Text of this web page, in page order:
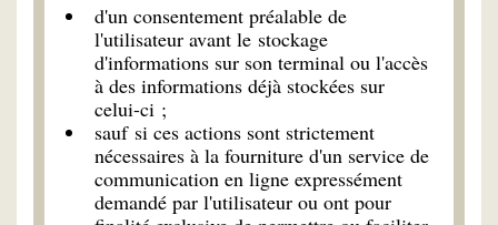
d'un consentement préalable de
l'utilisateur avant le stockage
d'informations sur son terminal ou l'accès
à des informations déjà stockées sur
celui-ci ;
sauf si ces actions sont strictement
nécessaires à la fourniture d'un service de
communication en ligne expressément
demandé par l'utilisateur ou ont pour